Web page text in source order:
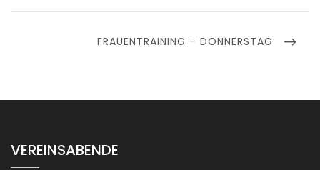
NEXT
FRAUENTRAINING – DONNERSTAG
VEREINSABENDE